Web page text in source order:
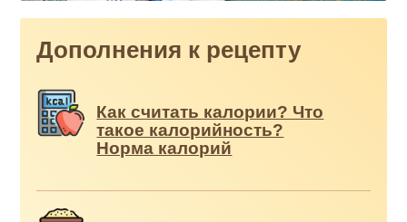
Дополнения к рецепту
Как считать калории? Что
такое калорийность?
Норма калорий